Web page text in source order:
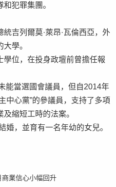
犯罪集團。
吉列爾莫·萊昂·瓦倫西亞，外
學。
位，在投身政壇前曾擔任報
能當選國會議員，但自2014年
中心黨”的參議員，支持了多項
縮短工時的法案。
婚，並育有一名年幼的女兒。
業信心小幅回升